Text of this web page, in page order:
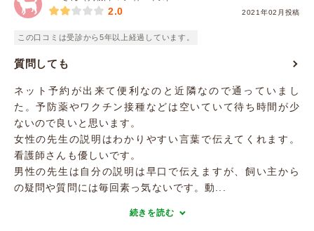
2021年02月投稿
2.0
この口コミは受診から5年以上経過しています。
質問しても
ネット予約が出来て便利なのと近隣なので通っていまし
た。予防薬やワクチン接種などは空いていて待ち時間が少
ないので良いと思います。
女性の先生の説明はわかりやすい言葉で伝えてくれます。
看護師さんも優しいです。
男性の先生は自分の説明は早口で伝えますが、飼い主から
の疑問や質問には毎回素っ気ないです。動...
続きを読む